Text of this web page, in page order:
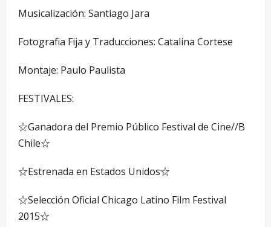
Musicalización: Santiago Jara
Fotografia Fija y Traducciones: Catalina Cortese
Montaje: Paulo Paulista
FESTIVALES:
☆Ganadora del Premio Público Festival de Cine//B
Chile☆
☆Estrenada en Estados Unidos☆
☆Selección Oficial Chicago Latino Film Festival
2015☆